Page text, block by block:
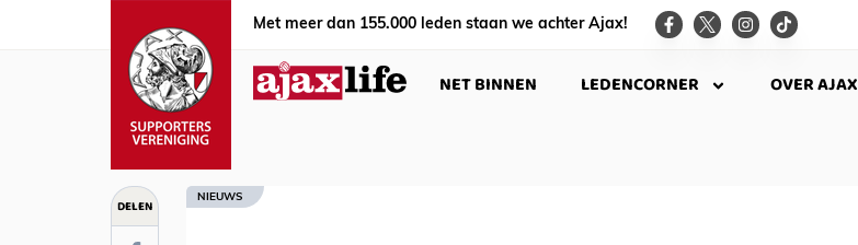
Met meer dan 155.000 leden staan we achter Ajax!
NET BINNEN LEDENCORNER OVER AJAX
DELEN NIEUWS